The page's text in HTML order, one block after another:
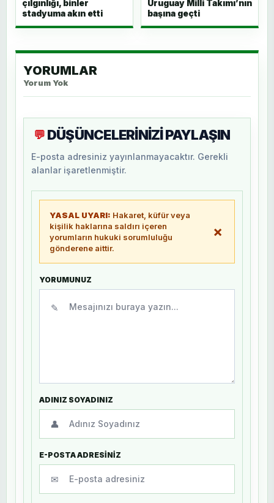
çılgınlığı, binler
stadyuma akın etti
Uruguay Milli Takımı’nın
başına geçti
YORUMLAR
Yorum Yok
💬 DÜŞÜNCELERİNİZİ PAYLAŞIN
E-posta adresiniz yayınlanmayacaktır. Gerekli
alanlar işaretlenmiştir.
YASAL UYARI: Hakaret, küfür veya
kişilik haklarına saldırı içeren
yorumların hukuki sorumluluğu
gönderene aittir.
×
YORUMUNUZ
✎
ADINIZ SOYADINIZ
👤
E-POSTA ADRESİNİZ
✉